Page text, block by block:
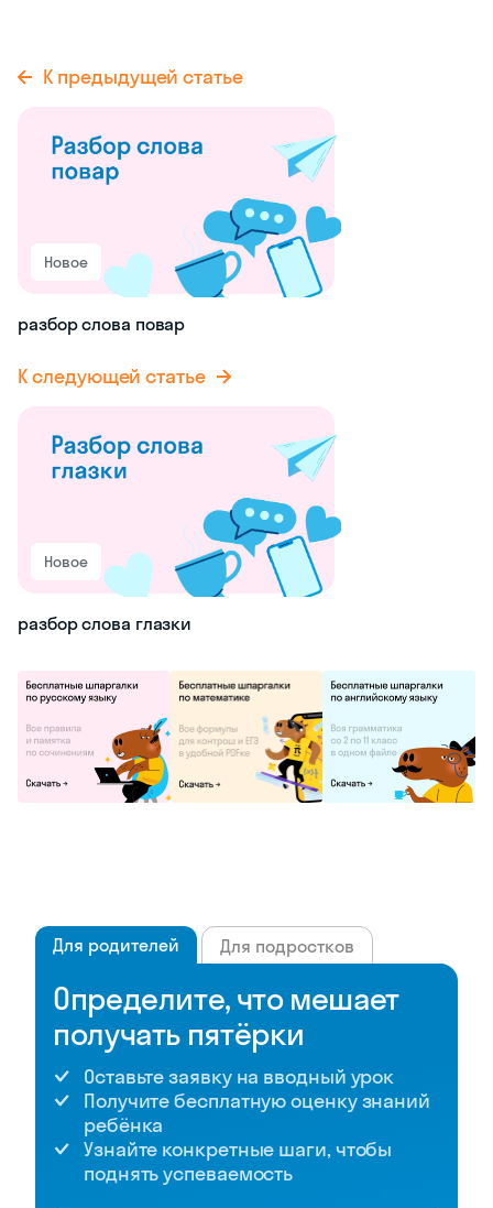
К предыдущей статье
Новое
разбор слова повар
К следующей статье
Новое
разбор слова глазки
Для родителей Для подростков
Определите, что мешает
получать пятёрки
Оставьте заявку на вводный урок
Получите бесплатную оценку знаний
ребёнка
Узнайте конкретные шаги, чтобы
поднять успеваемость